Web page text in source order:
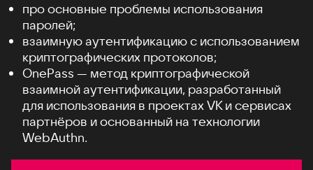
про основные проблемы использования
паролей;
взаимную аутентификацию с использованием
криптографических протоколов;
OnePass — метод криптографической
взаимной аутентификации, разработанный
для использования в проектах VK и сервисах
партнёров и основанный на технологии
WebAuthn.